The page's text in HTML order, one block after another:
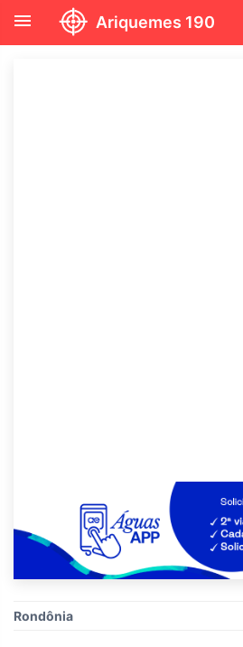
menu Ariquemes 190
Rondônia